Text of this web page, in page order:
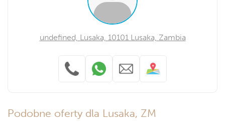
undefined, Lusaka, 10101 Lusaka, Zambia
Podobne oferty dla Lusaka, ZM